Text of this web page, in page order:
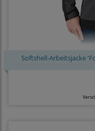
Softshell-Arbeitsjacke